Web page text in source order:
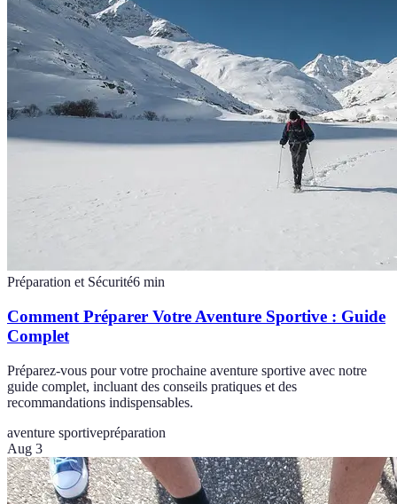
Préparation et Sécurité6 min
Comment Préparer Votre Aventure Sportive : Guide
Complet
Préparez-vous pour votre prochaine aventure sportive avec notre
guide complet, incluant des conseils pratiques et des
recommandations indispensables.
aventure sportivepréparation
Aug 3